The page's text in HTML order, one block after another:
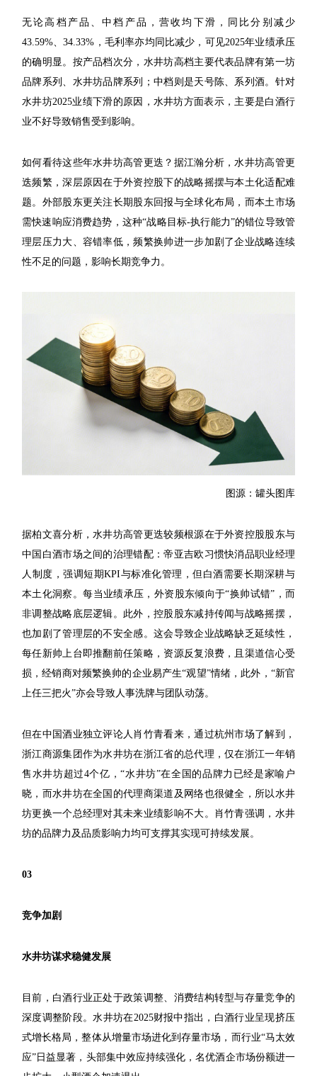
无论高档产品、中档产品，营收均下滑，同比分别减少
43.59%、34.33%，毛利率亦均同比减少，可见2025年业绩承压
的确明显。按产品档次分，水井坊高档主要代表品牌有第一坊
品牌系列、水井坊品牌系列；中档则是天号陈、系列酒。针对
水井坊2025业绩下滑的原因，水井坊方面表示，主要是白酒行
业不好导致销售受到影响。
如何看待这些年水井坊高管更迭？据江瀚分析，水井坊高管更
迭频繁，深层原因在于外资控股下的战略摇摆与本土化适配难
题。外部股东更关注长期股东回报与全球化布局，而本土市场
需快速响应消费趋势，这种“战略目标-执行能力”的错位导致管
理层压力大、容错率低，频繁换帅进一步加剧了企业战略连续
性不足的问题，影响长期竞争力。
图源：罐头图库
据柏文喜分析，水井坊高管更迭较频根源在于外资控股股东与
中国白酒市场之间的治理错配：帝亚吉欧习惯快消品职业经理
人制度，强调短期KPI与标准化管理，但白酒需要长期深耕与
本土化洞察。每当业绩承压，外资股东倾向于“换帅试错”，而
非调整战略底层逻辑。此外，控股股东减持传闻与战略摇摆，
也加剧了管理层的不安全感。这会导致企业战略缺乏延续性，
每任新帅上台即推翻前任策略，资源反复浪费，且渠道信心受
损，经销商对频繁换帅的企业易产生“观望”情绪，此外，“新官
上任三把火”亦会导致人事洗牌与团队动荡。
但在中国酒业独立评论人肖竹青看来，通过杭州市场了解到，
浙江商源集团作为水井坊在浙江省的总代理，仅在浙江一年销
售水井坊超过4个亿，“水井坊”在全国的品牌力已经是家喻户
晓，而水井坊在全国的代理商渠道及网络也很健全，所以水井
坊更换一个总经理对其未来业绩影响不大。肖竹青强调，水井
坊的品牌力及品质影响力均可支撑其实现可持续发展。
03
竞争加剧
水井坊谋求稳健发展
目前，白酒行业正处于政策调整、消费结构转型与存量竞争的
深度调整阶段。水井坊在2025财报中指出，白酒行业呈现挤压
式增长格局，整体从增量市场进化到存量市场，而行业“马太效
应”日益显著，头部集中效应持续强化，名优酒企市场份额进一